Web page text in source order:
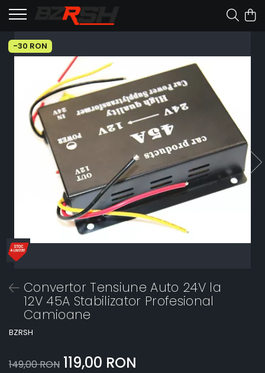
-30 RON
Convertor Tensiune Auto 24V la
12V 45A Stabilizator Profesional
Camioane
BZRSH
149,00 RON 119,00 RON